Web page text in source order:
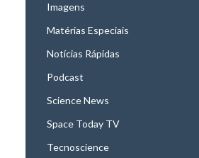
Imagens
Matérias Especiais
Notícias Rápidas
Podcast
Science News
Space Today TV
Tecnoscience